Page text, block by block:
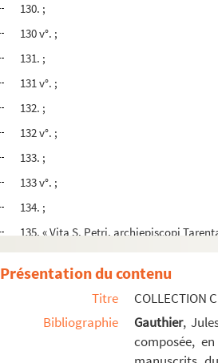
130. ;
130 v°. ;
131. ;
131 v°. ;
132. ;
132 v°. ;
133. ;
133 v°. ;
134. ;
135. « Vita S. Petri, archiepiscopi
143 v°. ;
144. ;
145. ;
Présentation du contenu
Titre
COLLECTION
Bibliographie
Gauthier,
composée,